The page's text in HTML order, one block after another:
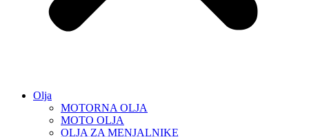
Olja
MOTORNA OLJA
MOTO OLJA
OLJA ZA MENJALNIKE